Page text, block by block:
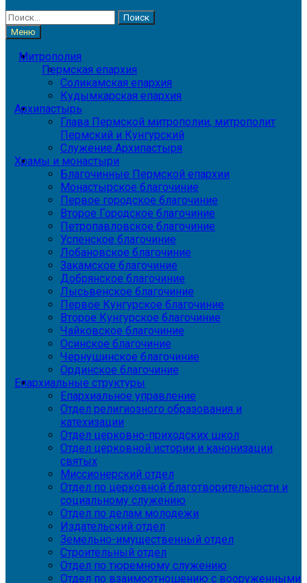
Найти:
Меню
Митрополия
Пермская епархия
Соликамская епархия
Кудымкарская епархия
Архипастырь
Глава Пермской митрополии, митрополит
Пермский и Кунгурский
Служение Архипастыря
Храмы и монастыри
Благочинные Пермской епархии
Монастырское благочиние
Первое городское благочиние
Второе Городское благочиние
Петропавловское благочиние
Успенское благочиние
Лобановское благочиние
Закамское благочиние
Добрянское благочиние
Лысьвенское благочиние
Первое Кунгурское благочиние
Второе Кунгурское благочиние
Чайковское благочиние
Осинское благочиние
Чернушинское благочиние
Ординское благочиние
Епархиальные структуры
Епархиальное управление
Отдел религиозного образования и
катехизации
Отдел церковно-приходских школ
Отдел церковной истории и канонизации
святых
Миссионерский отдел
Отдел по церковной благотворительности и
социальному служению
Отдел по делам молодежи
Издательский отдел
Земельно-имущественный отдел
Строительный отдел
Отдел по тюремному служению
Отдел по взаимоотношению с вооруженными